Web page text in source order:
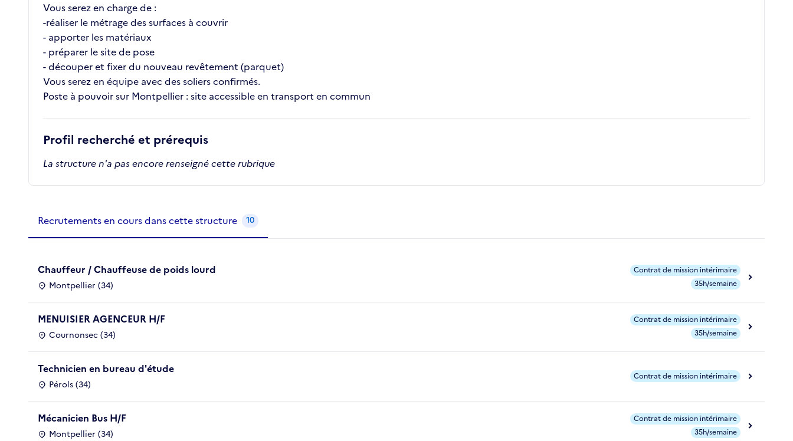
Vous serez en charge de :
-réaliser le métrage des surfaces à couvrir
- apporter les matériaux
- préparer le site de pose
- découper et fixer du nouveau revêtement (parquet)
Vous serez en équipe avec des soliers confirmés.
Poste à pouvoir sur Montpellier : site accessible en transport en commun
Profil recherché et prérequis
La structure n'a pas encore renseigné cette rubrique
Recrutements de la structure
Recrutements en cours dans cette structure 10
Chauffeur / Chauffeuse de poids lourd
Montpellier (34)
Contrat de mission intérimaire
35h/semaine
MENUISIER AGENCEUR H/F
Cournonsec (34)
Contrat de mission intérimaire
35h/semaine
Technicien en bureau d'étude
Pérols (34)
Contrat de mission intérimaire
Mécanicien Bus H/F
Montpellier (34)
Contrat de mission intérimaire
35h/semaine